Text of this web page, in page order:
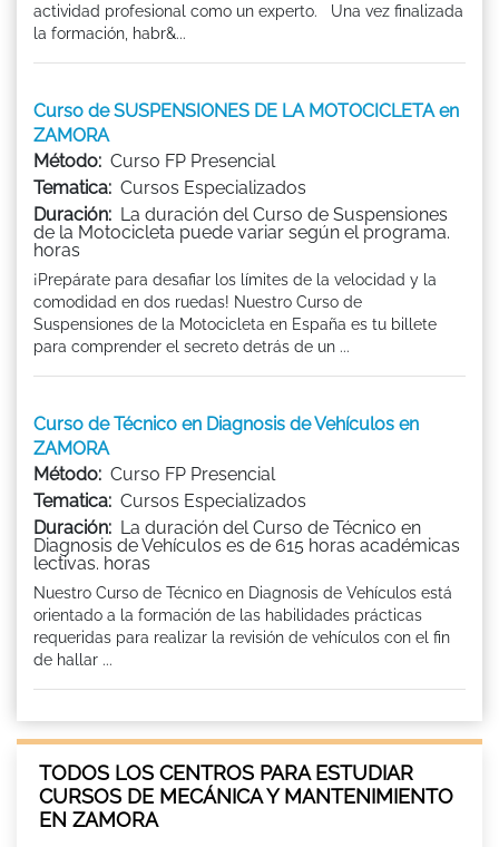
actividad profesional como un experto. Una vez finalizada
la formación, habr&...
Curso de SUSPENSIONES DE LA MOTOCICLETA en
ZAMORA
Método: Curso FP Presencial
Tematica: Cursos Especializados
Duración: La duración del Curso de Suspensiones
de la Motocicleta puede variar según el programa.
horas
¡Prepárate para desafiar los límites de la velocidad y la
comodidad en dos ruedas! Nuestro Curso de
Suspensiones de la Motocicleta en España es tu billete
para comprender el secreto detrás de un ...
Curso de Técnico en Diagnosis de Vehículos en
ZAMORA
Método: Curso FP Presencial
Tematica: Cursos Especializados
Duración: La duración del Curso de Técnico en
Diagnosis de Vehículos es de 615 horas académicas
lectivas. horas
Nuestro Curso de Técnico en Diagnosis de Vehículos está
orientado a la formación de las habilidades prácticas
requeridas para realizar la revisión de vehículos con el fin
de hallar ...
TODOS LOS CENTROS PARA ESTUDIAR
CURSOS DE MECÁNICA Y MANTENIMIENTO
EN ZAMORA